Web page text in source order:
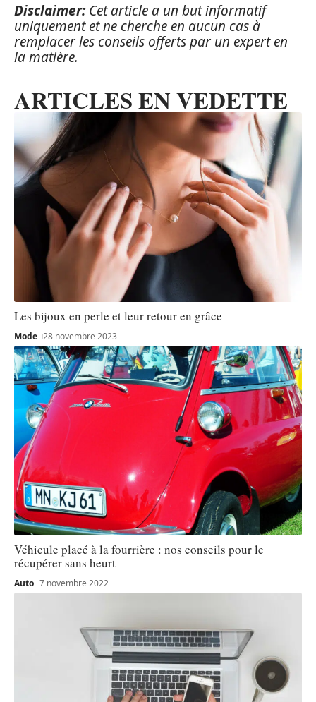
Disclaimer:Cet article a un but informatif
uniquement et ne cherche en aucun cas à
remplacer les conseils offerts par un expert en
la matière.
ARTICLES EN VEDETTE
Les bijoux en perle et leur retour en grâce
Mode 28 novembre 2023
Véhicule placé à la fourrière : nos conseils pour le
récupérer sans heurt
Auto 7 novembre 2022